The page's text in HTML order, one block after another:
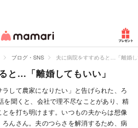
ママリ
ブログ・SNS 夫に病院をすすめると…「離婚
と…「離婚してもいい」
して農家になりたい」と告げられた、ろ
を聞くと、会社で理不尽なことがあり、精
を打ち明けます。いつもの夫からは想像
んさん。夫のつらさを解消するため、病